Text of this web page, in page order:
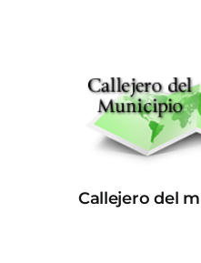
Callejero del